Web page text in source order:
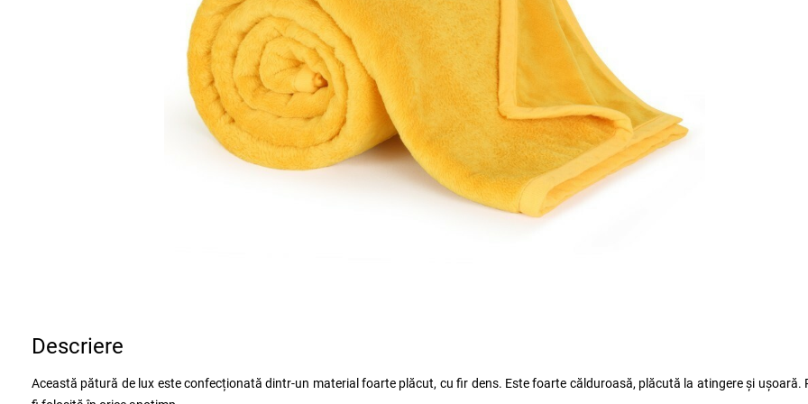
Descriere
Această pătură de lux este confecționată dintr-un material foarte plăcut, cu fir dens. Este foarte călduroasă, plăcută la atingere și ușoară.